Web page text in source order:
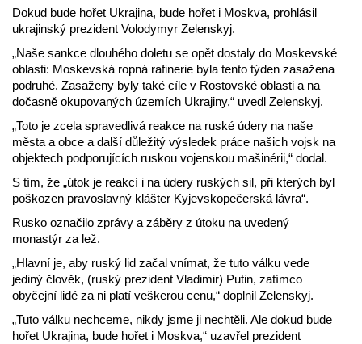
Dokud bude hořet Ukrajina, bude hořet i Moskva, prohlásil
ukrajinský prezident Volodymyr Zelenskyj.
„Naše sankce dlouhého doletu se opět dostaly do Moskevské
oblasti: Moskevská ropná rafinerie byla tento týden zasažena
podruhé. Zasaženy byly také cíle v Rostovské oblasti a na
dočasně okupovaných územích Ukrajiny,“ uvedl Zelenskyj.
„Toto je zcela spravedlivá reakce na ruské údery na naše
města a obce a další důležitý výsledek práce našich vojsk na
objektech podporujících ruskou vojenskou mašinérii,“ dodal.
S tím, že „útok je reakcí i na údery ruských sil, při kterých byl
poškozen pravoslavný klášter Kyjevskopečerská lávra“.
Rusko označilo zprávy a záběry z útoku na uvedený
monastýr za lež.
„Hlavní je, aby ruský lid začal vnímat, že tuto válku vede
jediný člověk, (ruský prezident Vladimir) Putin, zatímco
obyčejní lidé za ni platí veškerou cenu,“ doplnil Zelenskyj.
„Tuto válku nechceme, nikdy jsme ji nechtěli. Ale dokud bude
hořet Ukrajina, bude hořet i Moskva,“ uzavřel prezident